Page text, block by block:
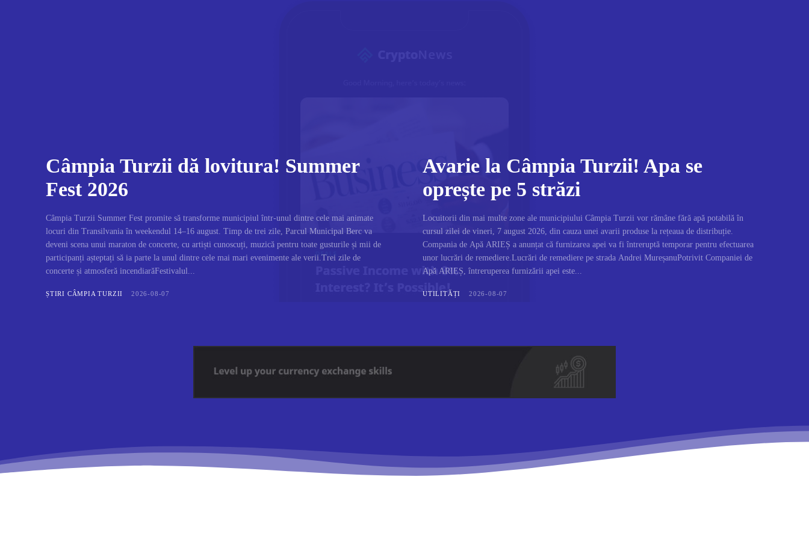
Câmpia Turzii dă lovitura! Summer
Fest 2026
Câmpia Turzii Summer Fest promite să transforme municipiul într-unul dintre cele mai animate
locuri din Transilvania în weekendul 14–16 august. Timp de trei zile, Parcul Municipal Berc va
deveni scena unui maraton de concerte, cu artiști cunoscuți, muzică pentru toate gusturile și mii de
participanți așteptați să ia parte la unul dintre cele mai mari evenimente ale verii.Trei zile de
concerte și atmosferă incendiarăFestivalul...
ȘTIRI CÂMPIA TURZII 2026-08-07
Avarie la Câmpia Turzii! Apa se
oprește pe 5 străzi
Locuitorii din mai multe zone ale municipiului Câmpia Turzii vor rămâne fără apă potabilă în
cursul zilei de vineri, 7 august 2026, din cauza unei avarii produse la rețeaua de distribuție.
Compania de Apă ARIEȘ a anunțat că furnizarea apei va fi întreruptă temporar pentru efectuarea
unor lucrări de remediere.Lucrări de remediere pe strada Andrei MureșanuPotrivit Companiei de
Apă ARIEȘ, întreruperea furnizării apei este...
UTILITĂȚI 2026-08-07